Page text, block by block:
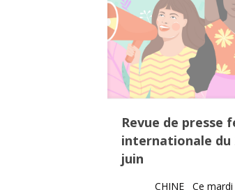
Revue de presse
internationale du
juin
CHINE Ce mardi